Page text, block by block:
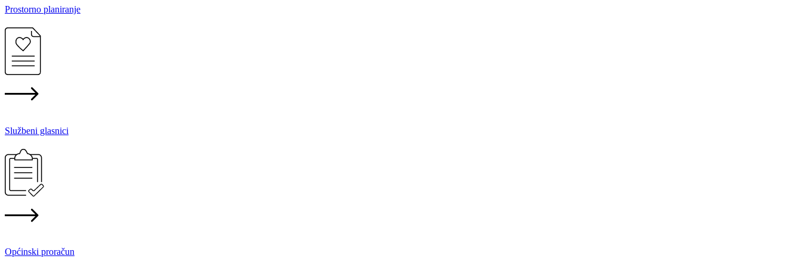
Prostorno planiranje
Službeni glasnici
Općinski proračun